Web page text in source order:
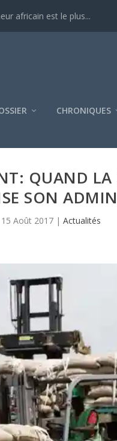
africain est le plus...
CHRONIQUES
QUAND LA
SON
15 Août 2017| Actualités